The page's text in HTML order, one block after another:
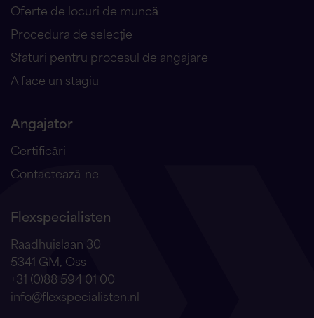
Oferte de locuri de muncă
Procedura de selecție
Sfaturi pentru procesul de angajare
A face un stagiu
Angajator
Certificări
Contactează-ne
Flexspecialisten
Raadhuislaan 30
5341 GM, Oss
+31 (0)88 594 01 00
info@flexspecialisten.nl